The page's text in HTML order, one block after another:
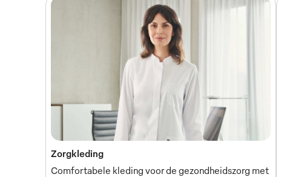
Zorgkleding
Comfortabele kleding voor de gezondheidszorg met